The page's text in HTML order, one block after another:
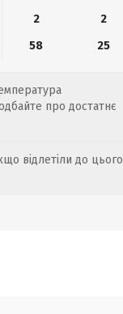
2
2
58 25
про достатнє
відлетіли до цього